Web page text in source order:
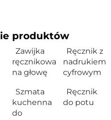
produktów
Zawijka
ręcznikowa
na głowę
Ręcznik z
nadrukiem
cyfrowym
Szmata
kuchenna
do
Ręcznik
do potu